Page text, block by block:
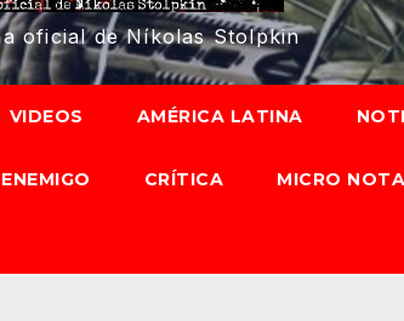
oficial de Níkolas Stolpkin
VIDEOS AMÉRICA LATINA
CRÍTICA MICRO